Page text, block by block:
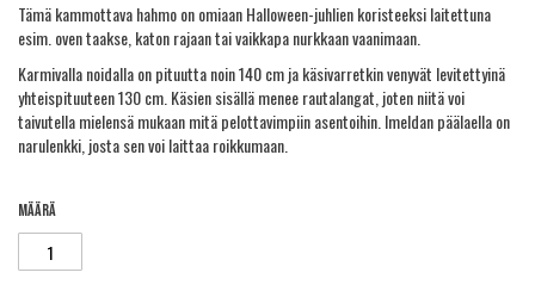
Tämä kammottava hahmo on omiaan Halloween-juhlien koristeeksi laitettuna
esim. oven taakse, katon rajaan tai vaikkapa nurkkaan vaanimaan.
Karmivalla noidalla on pituutta noin 140 cm ja käsivarretkin venyvät levitettyinä
yhteispituuteen 130 cm. Käsien sisällä menee rautalangat, joten niitä voi
taivutella mielensä mukaan mitä pelottavimpiin asentoihin. Imeldan päälaella on
narulenkki, josta sen voi laittaa roikkumaan.
Määrä